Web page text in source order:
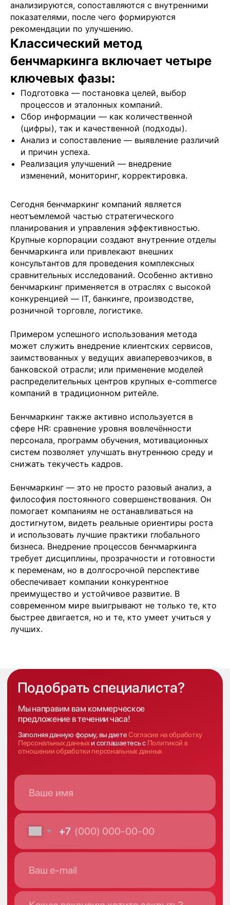
анализируются, сопоставляются с внутренними
показателями, после чего формируются
рекомендации по улучшению.
Классический метод
бенчмаркинга включает четыре
ключевых фазы:
Подготовка — постановка целей, выбор
процессов и эталонных компаний.
Сбор информации — как количественной
(цифры), так и качественной (подходы).
Анализ и сопоставление — выявление различий
и причин успеха.
Реализация улучшений — внедрение
изменений, мониторинг, корректировка.
Сегодня бенчмаркинг компаний является
неотъемлемой частью стратегического
планирования и управления эффективностью.
Крупные корпорации создают внутренние отделы
бенчмаркинга или привлекают внешних
консультантов для проведения комплексных
сравнительных исследований. Особенно активно
бенчмаркинг применяется в отраслях с высокой
конкуренцией — IT, банкинге, производстве,
розничной торговле, логистике.
Примером успешного использования метода
может служить внедрение клиентских сервисов,
заимствованных у ведущих авиаперевозчиков, в
банковской отрасли; или применение моделей
распределительных центров крупных e-commerce
компаний в традиционном ритейле.
Бенчмаркинг также активно используется в
сфере HR: сравнение уровня вовлечённости
персонала, программ обучения, мотивационных
систем позволяет улучшать внутреннюю среду и
снижать текучесть кадров.
Бенчмаркинг — это не просто разовый анализ, а
философия постоянного совершенствования. Он
помогает компаниям не останавливаться на
достигнутом, видеть реальные ориентиры роста
и использовать лучшие практики глобального
бизнеса. Внедрение процессов бенчмаркинга
требует дисциплины, прозрачности и готовности
к переменам, но в долгосрочной перспективе
обеспечивает компании конкурентное
преимущество и устойчивое развитие. В
современном мире выигрывают не только те, кто
быстрее двигается, но и те, кто умеет учиться у
лучших.
Подобрать специалиста?
+7
Отправить заявку
Мы направим вам коммерческое
предложение в течении часа!
Заполняя данную форму, вы даетеСогласие на обработку
Персональных данных
отношении обработки персональных данных
Москва
О нас
Экспертиза
Кейсы
Клиенты
Имплант
Блог
Политика конфиденциальности
"Черри Тауэр" ул. Профсоюзная,56,офис
43
Кипр
Chavouzas, office 1-2
Limassol, Cyprus
+7 499 380 89 20
info@it-atlas.ru